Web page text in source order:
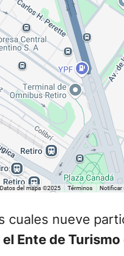
cuales nueve
Ente de Turismo
20 personas por
se depositaban